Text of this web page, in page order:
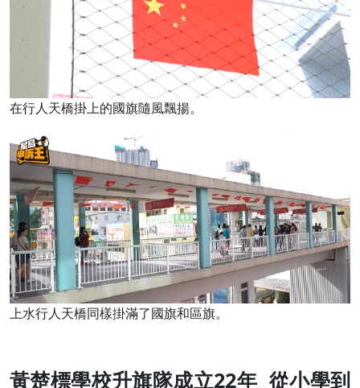
在行人天橋掛上的國旗隨風飄揚。
上水行人天橋同樣掛滿了國旗和區旗。
黃楚標學校升旗隊成立22年 從小學到